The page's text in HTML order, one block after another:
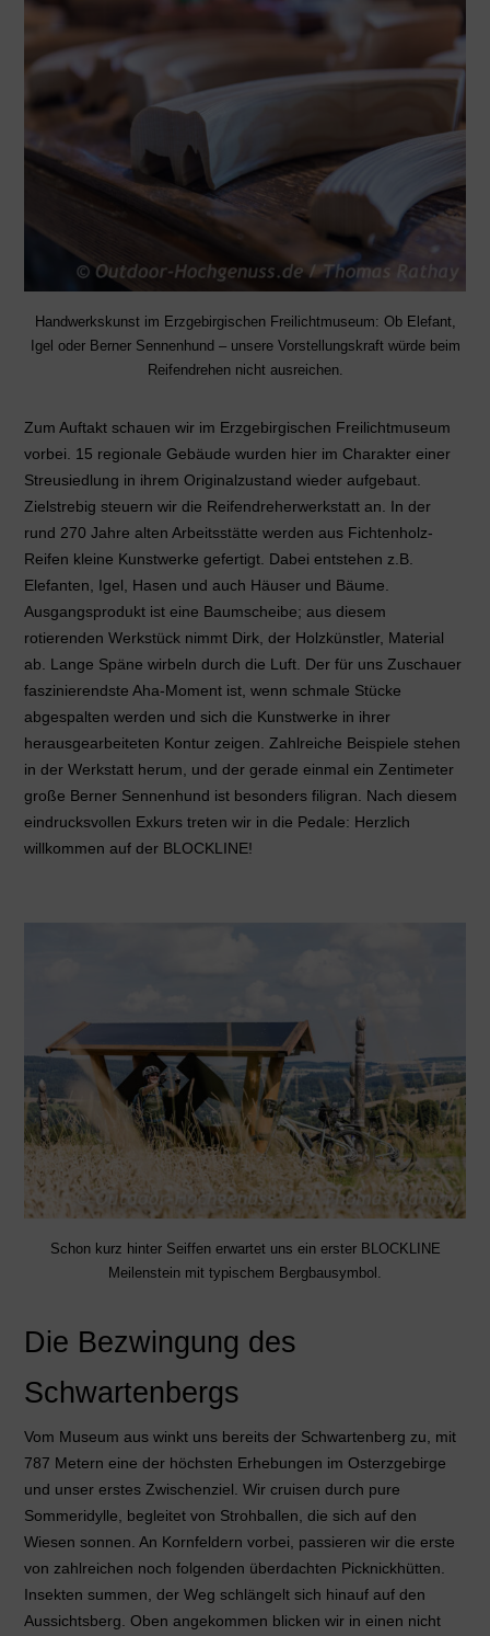
Handwerkskunst im Erzgebirgischen Freilichtmuseum: Ob Elefant,
Igel oder Berner Sennenhund – unsere Vorstellungskraft würde beim
Reifendrehen nicht ausreichen.
Zum Auftakt schauen wir im Erzgebirgischen Freilichtmuseum
vorbei. 15 regionale Gebäude wurden hier im Charakter einer
Streusiedlung in ihrem Originalzustand wieder aufgebaut.
Zielstrebig steuern wir die Reifendreherwerkstatt an. In der
rund 270 Jahre alten Arbeitsstätte werden aus Fichtenholz-
Reifen kleine Kunstwerke gefertigt. Dabei entstehen z.B.
Elefanten, Igel, Hasen und auch Häuser und Bäume.
Ausgangsprodukt ist eine Baumscheibe; aus diesem
rotierenden Werkstück nimmt Dirk, der Holzkünstler, Material
ab. Lange Späne wirbeln durch die Luft. Der für uns Zuschauer
faszinierendste Aha-Moment ist, wenn schmale Stücke
abgespalten werden und sich die Kunstwerke in ihrer
herausgearbeiteten Kontur zeigen. Zahlreiche Beispiele stehen
in der Werkstatt herum, und der gerade einmal ein Zentimeter
große Berner Sennenhund ist besonders filigran. Nach diesem
eindrucksvollen Exkurs treten wir in die Pedale: Herzlich
willkommen auf der BLOCKLINE!
Schon kurz hinter Seiffen erwartet uns ein erster BLOCKLINE
Meilenstein mit typischem Bergbausymbol.
Die Bezwingung des
Schwartenbergs
Vom Museum aus winkt uns bereits der Schwartenberg zu, mit
787 Metern eine der höchsten Erhebungen im Osterzgebirge
und unser erstes Zwischenziel. Wir cruisen durch pure
Sommeridylle, begleitet von Strohballen, die sich auf den
Wiesen sonnen. An Kornfeldern vorbei, passieren wir die erste
von zahlreichen noch folgenden überdachten Picknickhütten.
Insekten summen, der Weg schlängelt sich hinauf auf den
Aussichtsberg. Oben angekommen blicken wir in einen nicht